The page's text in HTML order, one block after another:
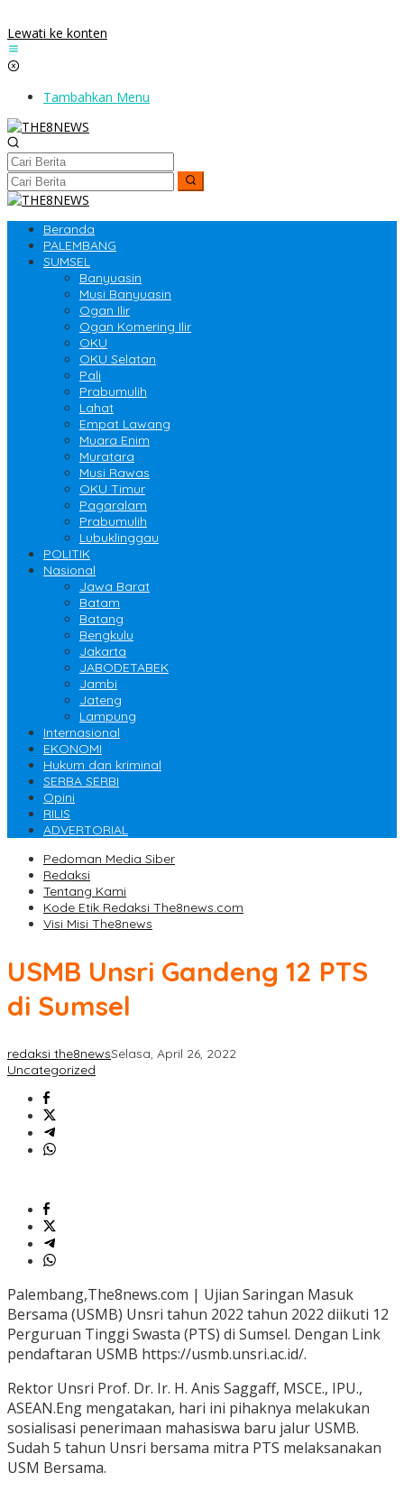
Lewati ke konten
Tambahkan Menu
Beranda
PALEMBANG
SUMSEL
Banyuasin
Musi Banyuasin
Ogan Ilir
Ogan Komering Ilir
OKU
OKU Selatan
Pali
Prabumulih
Lahat
Empat Lawang
Muara Enim
Muratara
Musi Rawas
OKU Timur
Pagaralam
Prabumulih
Lubuklinggau
POLITIK
Nasional
Jawa Barat
Batam
Batang
Bengkulu
Jakarta
JABODETABEK
Jambi
Jateng
Lampung
Internasional
EKONOMI
Hukum dan kriminal
SERBA SERBI
Opini
RILIS
ADVERTORIAL
Pedoman Media Siber
Redaksi
Tentang Kami
Kode Etik Redaksi The8news.com
Visi Misi The8news
USMB Unsri Gandeng 12 PTS
di Sumsel
redaksi the8newsSelasa, April 26, 2022
Uncategorized
Palembang,The8news.com | Ujian Saringan Masuk
Bersama (USMB) Unsri tahun 2022 tahun 2022 diikuti 12
Perguruan Tinggi Swasta (PTS) di Sumsel. Dengan Link
pendaftaran USMB https://usmb.unsri.ac.id/.
Rektor Unsri Prof. Dr. Ir. H. Anis Saggaff, MSCE., IPU.,
ASEAN.Eng mengatakan, hari ini pihaknya melakukan
sosialisasi penerimaan mahasiswa baru jalur USMB.
Sudah 5 tahun Unsri bersama mitra PTS melaksanakan
USM Bersama.